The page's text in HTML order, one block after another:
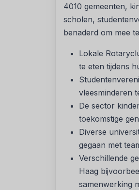
4010 gemeenten,
scholen,
benaderd om mee
Lokale
te eten tijdens
vleesminderen
De sector
toekomstige
Diverse
gegaan met
Verschillende
Haag
samenwerking